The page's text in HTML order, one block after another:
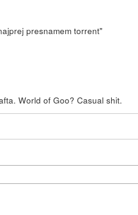
presnamem torrent"
World of Goo? Casual shit.